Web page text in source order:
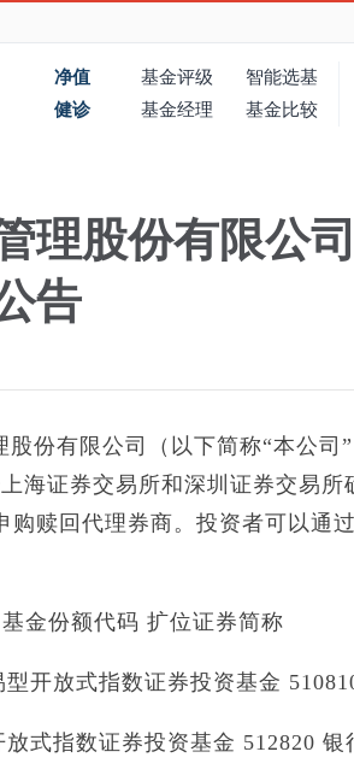
净值 基金评级
智能选基
健诊
基金经理 基金比较
理股份有限公
告
股份有限公司（以下简称“本公
海证券交易所和深圳证券交易
购赎回代理券商。投资者可以通
金份额代码 扩位证券简称
开放式指数证券投资基金
式指数证券投资基金 512820 银